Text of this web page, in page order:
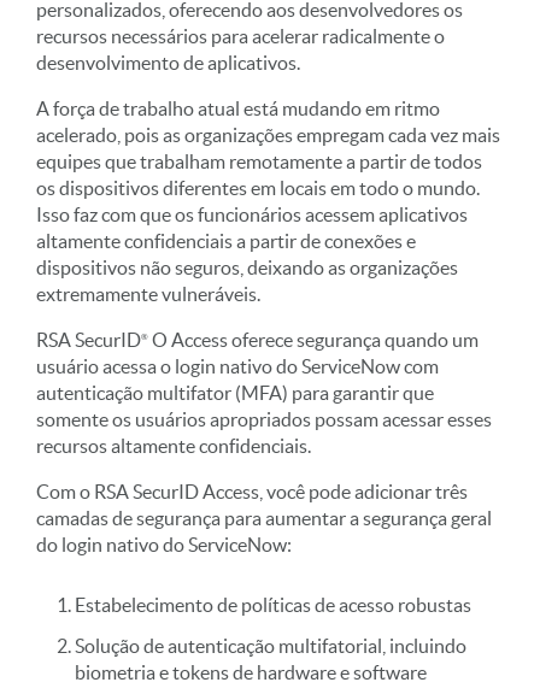
personalizados, oferecendo aos desenvolvedores os
recursos necessários para acelerar radicalmente o
desenvolvimento de aplicativos.
A força de trabalho atual está mudando em ritmo
acelerado, pois as organizações empregam cada vez mais
equipes que trabalham remotamente a partir de todos
os dispositivos diferentes em locais em todo o mundo.
Isso faz com que os funcionários acessem aplicativos
altamente confidenciais a partir de conexões e
dispositivos não seguros, deixando as organizações
extremamente vulneráveis.
RSASecurID O Access oferece segurança quando um
usuário acessa o login nativo do ServiceNow com
autenticação multifator (MFA) para garantir que
somente os usuários apropriados possam acessar esses
recursos altamente confidenciais.
Com o RSA SecurID Access, você pode adicionar três
camadas de segurança para aumentar a segurança geral
do login nativo do ServiceNow:
Estabelecimento de políticas de acesso robustas
Solução de autenticação multifatorial, incluindo
biometria e tokens de hardware e software